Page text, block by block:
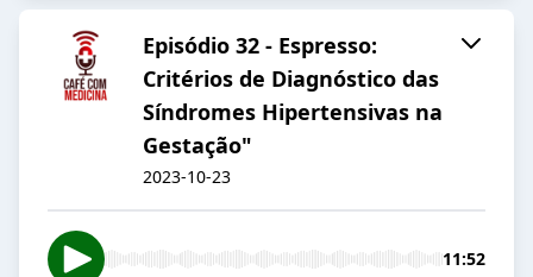
Episódio 32 - Espresso:
Critérios de Diagnóstico das
Síndromes Hipertensivas na
Gestação"
2023-10-23
11:52